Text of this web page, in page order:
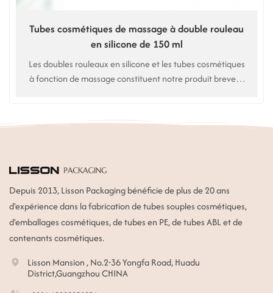
Tubes cosmétiques de massage à double rouleau
en silicone de 150 ml
Les doubles rouleaux en silicone et les tubes cosmétiques
à fonction de massage constituent notre produit breveté
Depuis 2013, Lisson Packaging bénéficie de plus de 20 ans
d'expérience dans la fabrication de tubes souples cosmétiques,
d'emballages cosmétiques, de tubes en PE, de tubes ABL et de
contenants cosmétiques.
Lisson Mansion , No.2-36 Yongfa Road, Huadu
District,Guangzhou CHINA